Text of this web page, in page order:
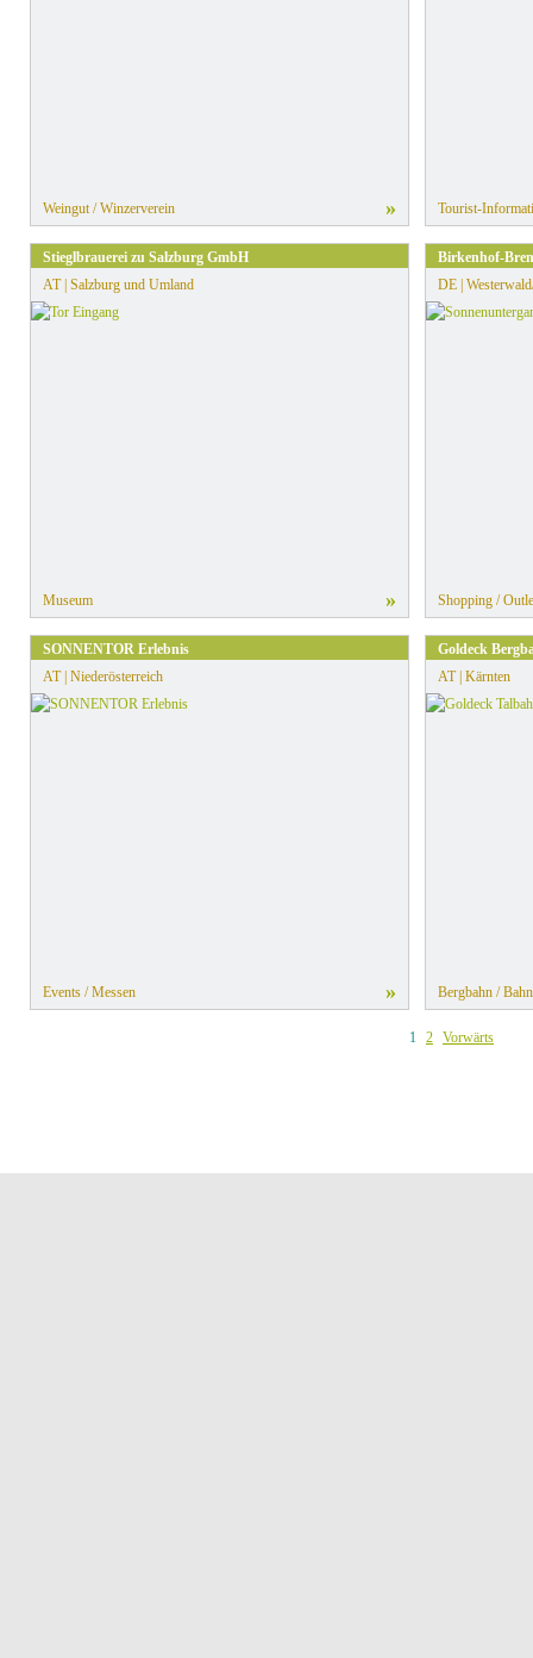
Weingut / Winzerverein » Tourist-
Stieglbrauerei zu Salzburg GmbH
AT | Salzburg und Umland
Museum »
Birkenhof-
DE |
Shopping /
SONNENTOR Erlebnis
AT | Niederösterreich
Events / Messen »
Goldeck
AT | Kärnten
Bergbahn / Bahn
1 2 Vorwärts